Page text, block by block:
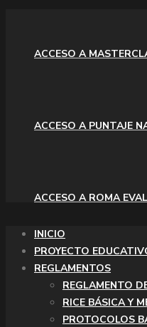
ACCESO A
ACCESO A PUNTAJE
ACCESO A ROMA
INICIO
PROYECTO
REGLAMENTOS
REGLAMENTO
RICE BÁSICA Y
PROTOCOLOS